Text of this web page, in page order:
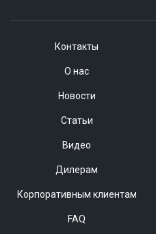
Контакты
О нас
Новости
Статьи
Видео
Дилерам
Корпоративным клиентам
FAQ